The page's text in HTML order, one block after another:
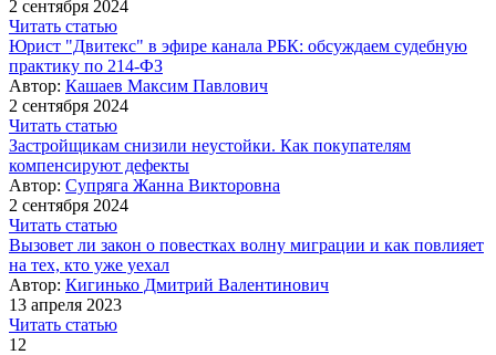
2 сентября 2024
Читать статью
Юрист "Двитекс" в эфире канала РБК: обсуждаем судебную
практику по 214-ФЗ
Автор: Кашаев Максим Павлович
2 сентября 2024
Читать статью
Застройщикам снизили неустойки. Как покупателям
компенсируют дефекты
Автор: Супряга Жанна Викторовна
2 сентября 2024
Читать статью
Вызовет ли закон о повестках волну миграции и как повлияет
на тех, кто уже уехал
Автор: Кигинько Дмитрий Валентинович
13 апреля 2023
Читать статью
12